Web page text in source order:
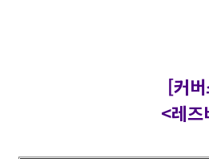
[커
<레즈